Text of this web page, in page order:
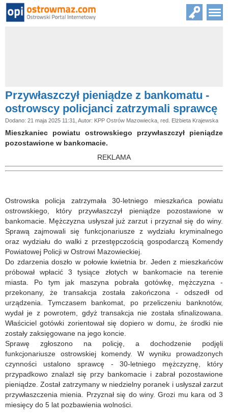
Przywłaszczył pieniądze z bankomatu -
ostrowscy policjanci zatrzymali sprawcę
Dodano: 21 maja 2025 11:31, Autor: KPP Ostrów Mazowiecka, red. Elżbieta Krajewska
Mieszkaniec powiatu ostrowskiego przywłaszczył pieniądze
pozostawione w bankomacie.
REKLAMA
Ostrowska policja zatrzymała 30-letniego mieszkańca powiatu
ostrowskiego, który przywłaszczył pieniądze pozostawione w
bankomacie. Mężczyzna usłyszał już zarzut i przyznał się do winy.
Sprawą zajmowali się funkcjonariusze z wydziału kryminalnego
oraz wydziału do walki z przestępczością gospodarczą Komendy
Powiatowej Policji w Ostrowi Mazowieckiej.
Do zdarzenia doszło w połowie kwietnia br. Jeden z mieszkańców
próbował wpłacić 3 tysiące złotych w bankomacie na terenie
miasta. Po tym jak maszyna pobrała gotówkę, mężczyzna -
przekonany, że transakcja została zakończona - odszedł od
urządzenia. Tymczasem bankomat, po przeliczeniu banknotów,
wydał je z powrotem, gdyż transakcja nie została sfinalizowana.
Właściciel gotówki zorientował się dopiero w domu, że środki nie
zostały zaksięgowane na jego koncie.
Sprawę zgłoszono na policję, a dochodzenie podjęli
funkcjonariusze ostrowskiej komendy. W wyniku prowadzonych
czynności ustalono sprawcę - 30-letniego mężczyznę, który
przypadkowo znalazł się przy bankomacie i zabrał pozostawione
pieniądze. Został zatrzymany w niedzielny poranek i usłyszał zarzut
przywłaszczenia mienia. Przyznał się do winy. Grozi mu kara od 3
miesięcy do 5 lat pozbawienia wolności.